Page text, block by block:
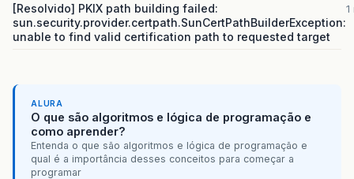
[Resolvido] PKIX path building failed:
sun.security.provider.certpath.SunCertPathBuilderException:
unable to find valid certification path to requested target
ALURA
O que são algoritmos e lógica de programação e
como aprender?
Entenda o que são algoritmos e lógica de programação e
qual é a importância desses conceitos para começar a
programar